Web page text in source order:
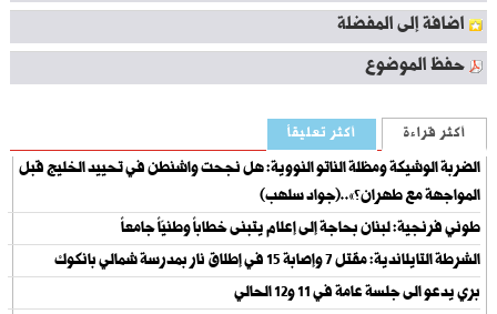
اضافة إلى المفضلة
حفظ الموضوع
أكثر قراءة أكثر تعليقاً
الضربة الوشيكة ومظلة الناتو النووية: هل نجحت واشنطن في تحييد الخليج قبل
المواجهة مع طهران؟»..(جواد سلهب)
طوني فرنجية: لبنان بحاجة إلى إعلام يتبنى خطاباً وطنيّاً جامعاً
الشرطة التايلاندية: مقتل 7 وإصابة 15 في إطلاق نار بمدرسة شمالي بانكوك
بري يدعو الى جلسة عامة في 11 و12 الحالي